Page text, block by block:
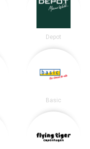
Depot
Basic